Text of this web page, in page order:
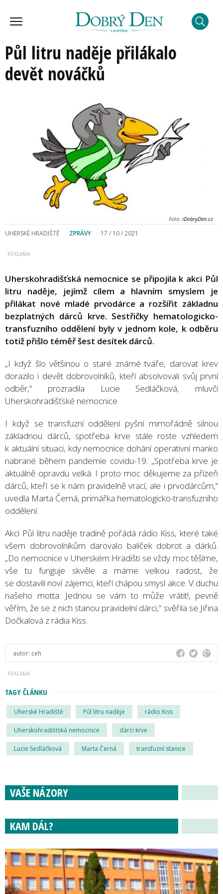
Půl litru naděje přilákalo
devět nováčků
Foto: iDobryDen.cz
UHERSKÉ HRADIŠTĚ ZPRÁVY 17 / 10 / 2021
Uherskohradišťská nemocnice se připojila k akci Půl
litru naděje, jejímž cílem a hlavním smyslem je
přilákat nové mladé prvodárce a rozšířit základnu
bezplatných dárců krve. Sestřičky hematologicko-
transfuzního oddělení byly v jednom kole, k odběru
totiž přišlo téměř šest desítek dárců.
„I když šlo většinou o staré známé tváře, darovat krev
dorazilo i devět dobrovolníků, kteří absolvovali svůj první
odběr,“ prozradila Lucie Sedláčková, mluvčí
Uherskohradišťské nemocnice.
I když se transfuzní oddělení pyšní mimořádně silnou
základnou dárců, spotřeba krve stále roste vzhledem
k aktuální situaci, kdy nemocnice dohání operativní manko
nabrané během pandemie covidu-19. „Spotřeba krve je
aktuálně opravdu velká. I proto moc děkujeme za přízeň
dárců, kteří se k nám pravidelně vrací, ale i prvodárcům,“
uvedla Marta Černá, primářka hematologicko-transfuzního
oddělení.
Akci Půl litru naděje tradině pořádá rádio Kiss, které také
všem dobrovolníkům darovalo balíček dobrot a dárků.
„Do nemocnice v Uherském Hradišti se vždy moc těšíme,
vše tu funguje skvěle a máme velkou radost, že
se dostavili noví zájemci, kteří chápou smysl akce. V duchu
našeho motta: Jednou se vám to může vrátit!, pevně
věřím, že se z nich stanou pravidelní dárci,“ svěřila se Jiřina
Dočkalová z rádia Kiss.
autor: ceh
TAGY ČLÁNKU
Uherské Hradiště Půl litru naděje rádio Kiss
Uherskohradišťská nemocnice dárci krve
Lucie Sedláčková Marta Černá transfuzní stanice
VAŠE NÁZORY
KAM DÁL?